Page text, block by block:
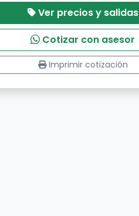
Ver precios y salidas
Cotizar con asesor
Imprimir cotización